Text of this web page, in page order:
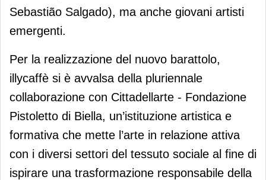
Sebastião Salgado), ma anche giovani artisti
emergenti.
Per la realizzazione del nuovo barattolo,
illycaffè si è avvalsa della pluriennale
collaborazione con Cittadellarte - Fondazione
Pistoletto di Biella, un’istituzione artistica e
formativa che mette l’arte in relazione attiva
con i diversi settori del tessuto sociale al fine di
ispirare una trasformazione responsabile della